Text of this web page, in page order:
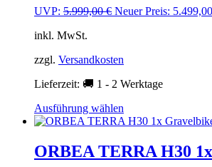
der
UVP: 5.999,00€ Ursprünglicher
Neuer Preis: 5.499,00
inkl. MwSt.
zzgl. Versandkosten
Lieferzeit: 🚚 1 - 2 Werktage
Ausführung wählen
Produkt
mehrere
Varianten
ORBEA TERRA H30